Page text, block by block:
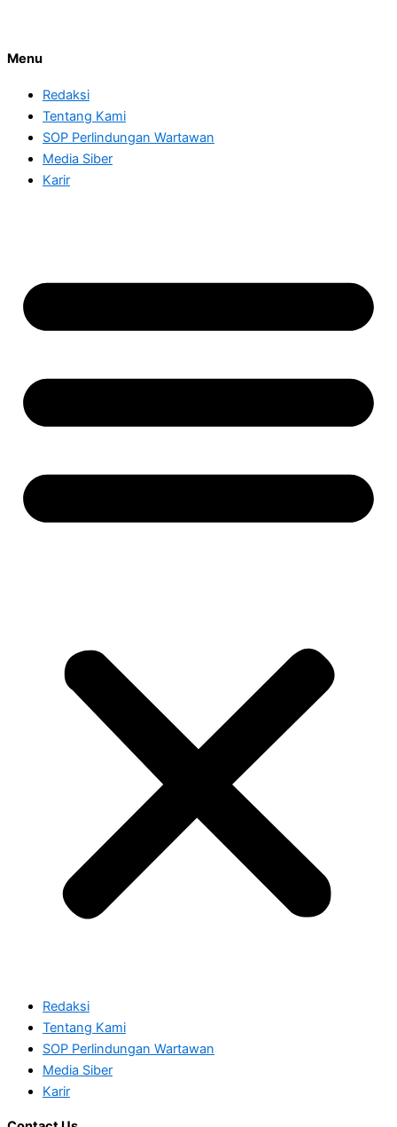
Menu
Redaksi
Tentang Kami
SOP Perlindungan Wartawan
Media Siber
Karir
Redaksi
Tentang Kami
SOP Perlindungan Wartawan
Media Siber
Karir